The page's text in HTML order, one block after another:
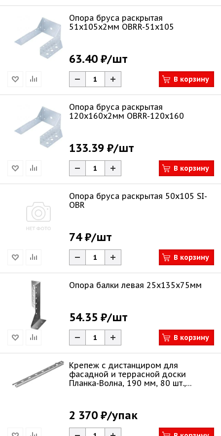
Опора бруса раскрытая
51х105х2мм OBRR-51x105
63.40 ₽/шт
В корзину
Опора бруса раскрытая
120х160х2мм OBRR-120х160
133.39 ₽/шт
В корзину
Опора бруса раскрытая 50х105 SI-
OBR
74 ₽/шт
В корзину
Опора балки левая 25х135х75мм
54.35 ₽/шт
В корзину
Крепеж с дистанциром для
фасадной и террасной доски
Планка-Волна, 190 мм, 80 шт.,
2 370 ₽/упак